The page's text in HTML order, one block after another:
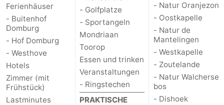
Mantelingen
Zoutelande
-
Natur
Walcherse
bos
-
Dishoek
Vlissingen
-
Middelburg
Zeeuws-
Ferienhäuser
- Buitenhof
Domburg
- Hof Domburg
- Westhove
Hotels
Zimmer (mit
Frühstück)
Lastminutes
- Golfplatze
- Sportangeln
Mondriaan
Toorop
Essen und trinken
Veranstaltungen
- Ringstechen
PRAKTISCHE
- Natur Oranjezon
- Oostkapelle
- Natur de
Mantelingen
- Westkapelle
- Zoutelande
- Natur Walcherse
bos
- Dishoek